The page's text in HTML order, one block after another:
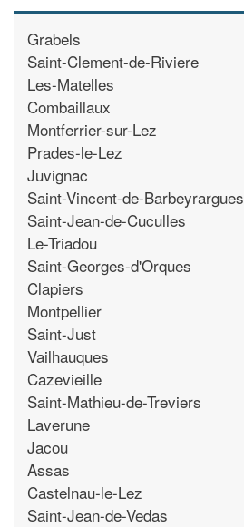
Grabels
Saint-Clement-de-Riviere
Les-Matelles
Combaillaux
Montferrier-sur-Lez
Prades-le-Lez
Juvignac
Saint-Vincent-de-Barbeyrargues
Saint-Jean-de-Cuculles
Le-Triadou
Saint-Georges-d'Orques
Clapiers
Montpellier
Saint-Just
Vailhauques
Cazevieille
Saint-Mathieu-de-Treviers
Laverune
Jacou
Assas
Castelnau-le-Lez
Saint-Jean-de-Vedas